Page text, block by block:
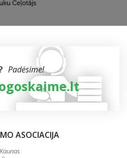
Padėsime!
ASOCIACIJA